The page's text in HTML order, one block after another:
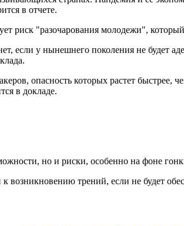
в отчете.
риск "разочарования молодежи",
если у нынешнего поколения не будет
опасность которых растет быстрее,
в докладе.
но и риски, особенно на фоне
трений, если не будет